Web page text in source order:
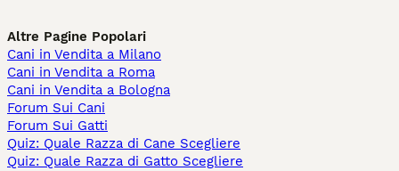
Altre Pagine Popolari
Cani in Vendita a Milano
Cani in Vendita a Roma
Cani in Vendita a Bologna
Forum Sui Cani
Forum Sui Gatti
Quiz: Quale Razza di Cane Scegliere
Quiz: Quale Razza di Gatto Scegliere